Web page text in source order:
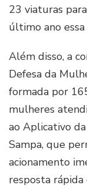
23 viaturas
último ano
Além disso, a
Defesa da
formada por
mulheres
ao Aplicativo
Sampa, que
acionamento
resposta rápida